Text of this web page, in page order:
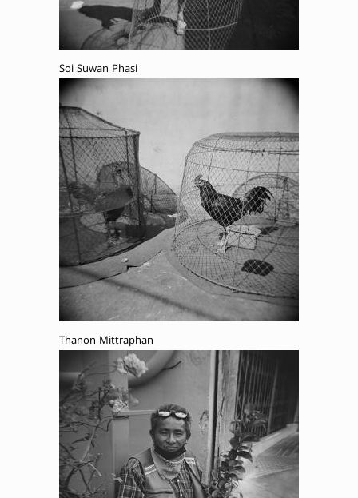
Soi Suwan Phasi
Thanon Mittraphan